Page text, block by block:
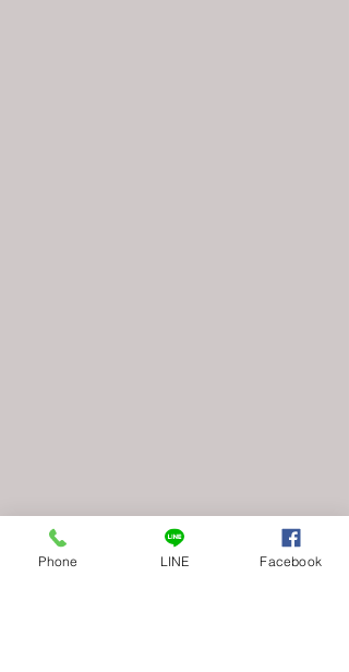
Phone LINE Facebook